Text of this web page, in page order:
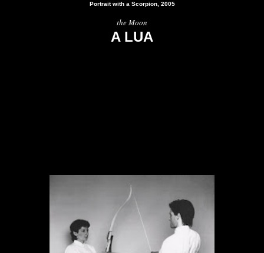
Portrait with a Scorpion, 2005
the Moon
A LUA